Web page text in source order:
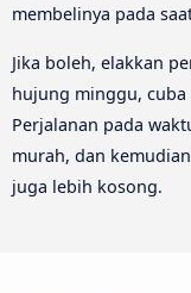
membelinya pada
Jika boleh, elakkan
hujung minggu,
Perjalanan pada
murah, dan
juga lebih kosong.